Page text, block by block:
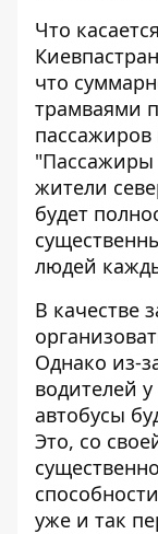
Что
что
трамваями
"Пассажиры
жители
будет
людей
В качестве
Однако из-
водителей
автобусы
Это, со
уже и так